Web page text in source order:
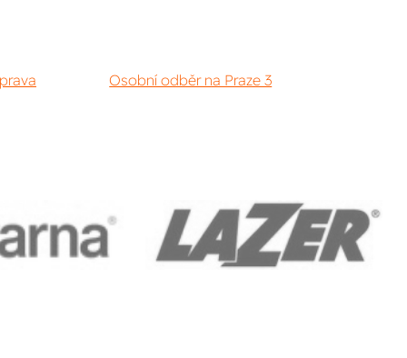
Osobní odběr na Praze 3